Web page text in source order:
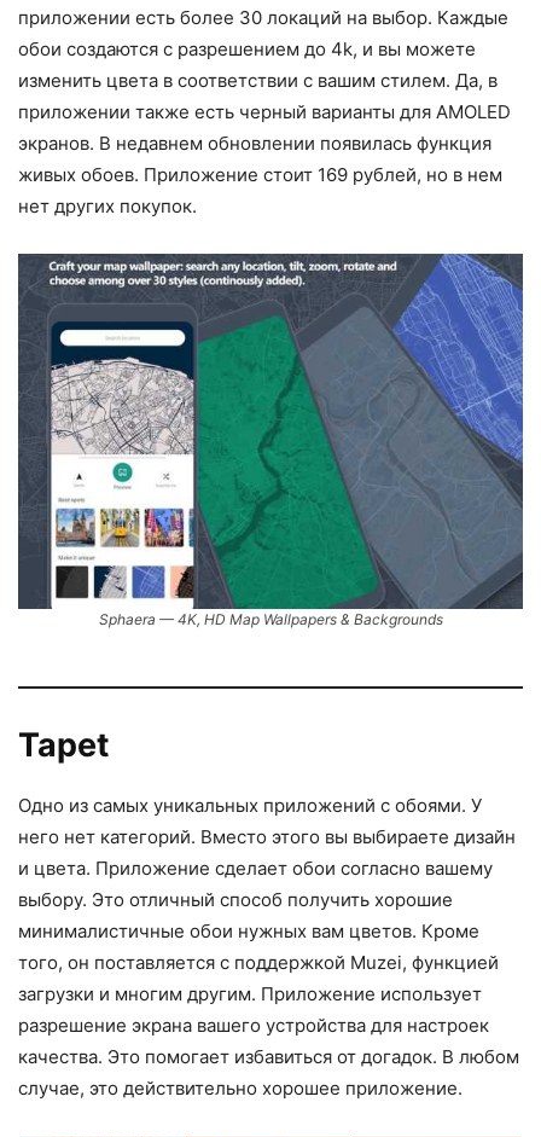
приложении есть более 30 локаций на выбор. Каждые
обои создаются с разрешением до 4k, и вы можете
изменить цвета в соответствии с вашим стилем. Да, в
приложении также есть черный варианты для AMOLED
экранов. В недавнем обновлении появилась функция
живых обоев. Приложение стоит 169 рублей, но в нем
нет других покупок.
Sphaera — 4K, HD Map Wallpapers & Backgrounds
Tapet
Одно из самых уникальных приложений с обоями. У
него нет категорий. Вместо этого вы выбираете дизайн
и цвета. Приложение сделает обои согласно вашему
выбору. Это отличный способ получить хорошие
минималистичные обои нужных вам цветов. Кроме
того, он поставляется с поддержкой Muzei, функцией
загрузки и многим другим. Приложение использует
разрешение экрана вашего устройства для настроек
качества. Это помогает избавиться от догадок. В любом
случае, это действительно хорошее приложение.